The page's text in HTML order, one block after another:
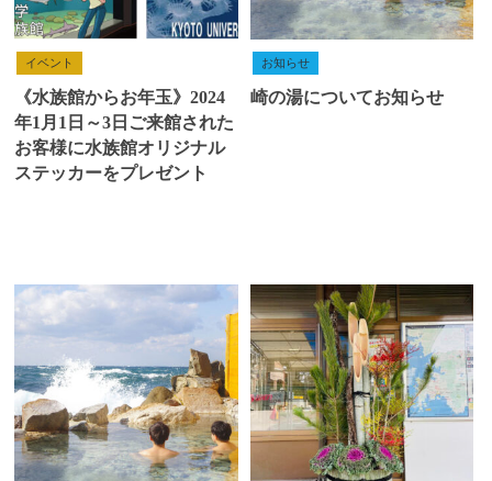
イベント
《水族館からお年玉》2024
年1月1日～3日ご来館された
お客様に水族館オリジナル
ステッカーをプレゼント
お知らせ
崎の湯についてお知らせ